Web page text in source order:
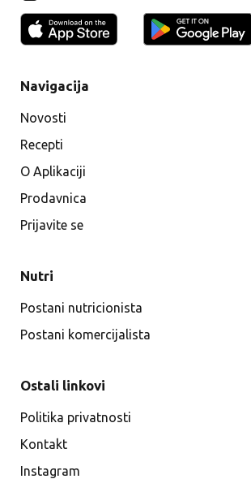
Navigacija
Novosti
Recepti
O Aplikaciji
Prodavnica
Prijavite se
Nutri
Postani nutricionista
Postani komercijalista
Ostali linkovi
Politika privatnosti
Kontakt
Instagram